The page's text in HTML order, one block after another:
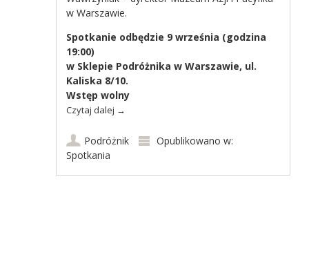
w Warszawie.
Spotkanie odbędzie 9 września (godzina
19:00)
w Sklepie Podróżnika w Warszawie, ul.
Kaliska 8/10.
Wstęp wolny
Czytaj dalej →
Podróżnik
Opublikowano w:
Spotkania